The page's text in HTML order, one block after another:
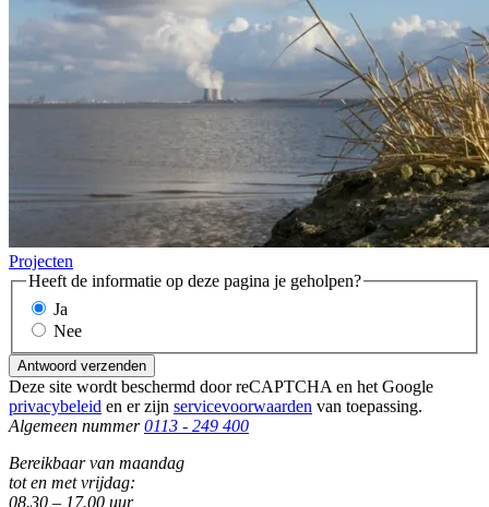
Projecten
Heeft de informatie op deze pagina je geholpen?
Ja
Nee
Antwoord verzenden
Deze site wordt beschermd door reCAPTCHA en het Google
privacybeleid en er zijn servicevoorwaarden van toepassing.
Algemeen nummer 0113 - 249 400
Bereikbaar van maandag
tot en met vrijdag:
08.30 – 17.00 uur